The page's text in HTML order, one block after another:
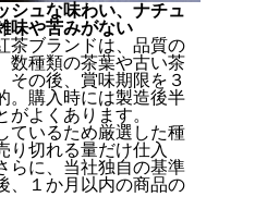
シュな味わい、ナチュ
味や苦みがない
茶ブランドは、品質の
数種類の茶葉や古い茶
その後、賞味期限を３
。購入時には製造後半
よくあります。
ているため厳選した種
り切れる量だけ仕入
らに、当社独自の基準
、１か月以内の商品の